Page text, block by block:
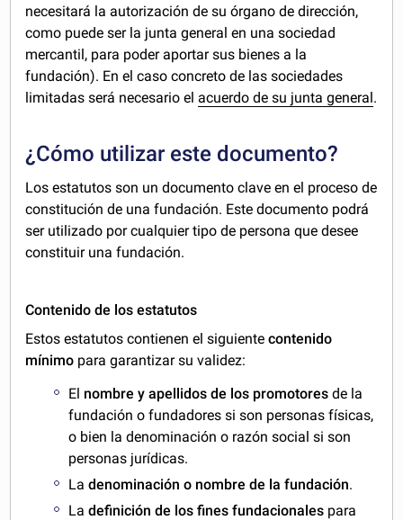
necesitará la autorización de su órgano de dirección,
como puede ser la junta general en una sociedad
mercantil, para poder aportar sus bienes a la
fundación). En el caso concreto de las sociedades
limitadas será necesario el acuerdo de su junta general .
¿Cómo utilizar este documento?
Los estatutos son un documento clave en el proceso de
constitución de una fundación. Este documento podrá
ser utilizado por cualquier tipo de persona que desee
constituir una fundación.
Contenido de los estatutos
Estos estatutos contienen el siguientecontenido
mínimo para garantizar su validez:
El nombre y apellidos de los promotores de la
fundación o fundadores si son personas físicas,
o bien la denominación o razón social si son
personas jurídicas.
Ladenominación o nombre de la fundación.
Ladefinición de los fines fundacionales para